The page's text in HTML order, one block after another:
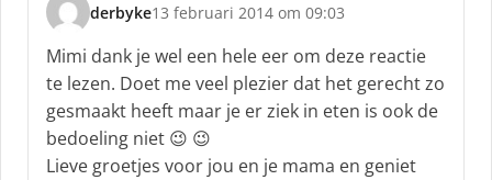
derbyke
s
c
h
r
e
e
f
13 februari 2014 om 09:03
Mimi dank je wel een hele eer om deze reactie
te lezen. Doet me veel plezier dat het gerecht zo
gesmaakt heeft maar je er ziek in eten is ook de
bedoeling niet 😉 😉
Lieve groetjes voor jou en je mama en geniet